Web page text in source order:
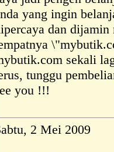
yang ingin
dan
sekali
tunggu
you !!!
2 Mei 2009